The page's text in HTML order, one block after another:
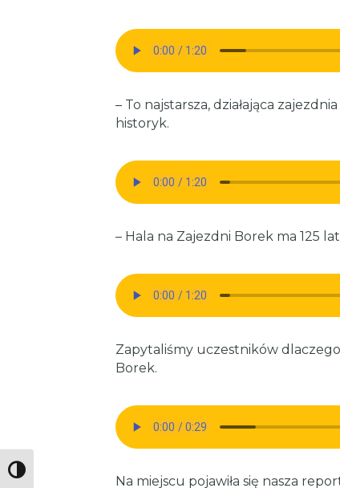
Toggle High Contrast
– To najstarsza, działająca
historyk.
– Hala na Zajezdni Borek ma 125
Zapytaliśmy uczestników
Borek.
Na miejscu pojawiła się nasza